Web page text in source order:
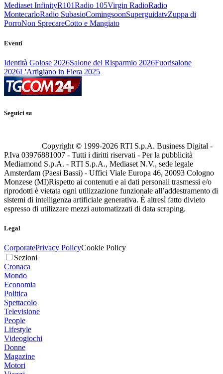
Mediaset InfinityR101Radio 105Virgin RadioRadio
MontecarloRadio SubasioComingsoonSuperguidatvZuppa di
PorroNon SprecareCotto e Mangiato
Eventi
Identità Golose 2026Salone del Risparmio 2026Fuorisalone
2026L'Artigiano in Fiera 2025
Seguici su
Copyright © 1999-2026 RTI S.p.A. Business Digital -
P.Iva 03976881007 - Tutti i diritti riservati - Per la pubblicità
Mediamond S.p.A. - RTI S.p.A., Mediaset N.V., sede legale
Amsterdam (Paesi Bassi) - Uffici Viale Europa 46, 20093 Cologno
Monzese (MI)Rispetto ai contenuti e ai dati personali trasmessi e/o
riprodotti è vietata ogni utilizzazione funzionale all’addestramento di
sistemi di intelligenza artificiale generativa. È altresì fatto divieto
espresso di utilizzare mezzi automatizzati di data scraping.
Legal
CorporatePrivacy PolicyCookie Policy
Sezioni
Cronaca
Mondo
Economia
Politica
Spettacolo
Televisione
People
Lifestyle
Videogiochi
Donne
Magazine
Motori